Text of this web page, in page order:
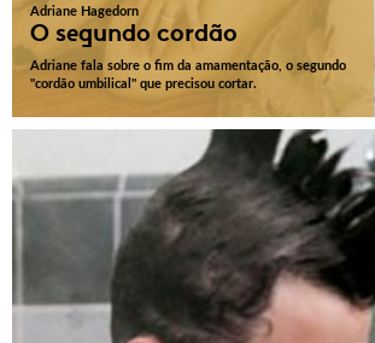
Adriane Hagedorn
O segundo cordão
Adriane fala sobre o fim da amamentação, o segundo
"cordão umbilical" que precisou cortar.